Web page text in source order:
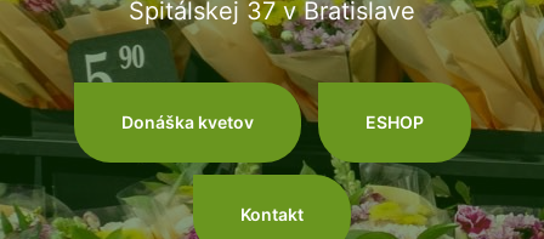
Špitálskej 37 v Bratislave
Donáška kvetov ESHOP
Kontakt